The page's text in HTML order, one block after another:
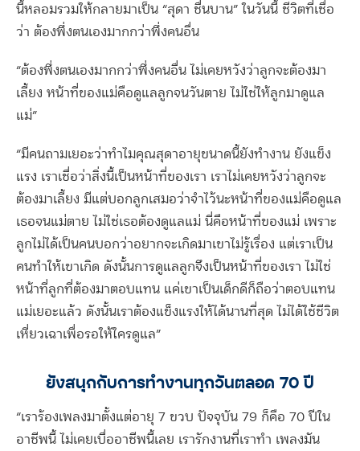
นี้หลอมรวมให้กลายมาเป็น “สุดา ชื่นบาน” ในวันนี้ ชีวิตที่เชื่อ
ว่า ต้องพึ่งตนเองมากกว่าพึ่งคนอื่น
“ต้องพึ่งตนเองมากกว่าพึ่งคนอื่น ไม่เคยหวังว่าลูกจะต้องมา
เลี้ยง หน้าที่ของแม่คือดูแลลูกจนวันตาย ไม่ใช่ให้ลูกมาดูแล
แม่”
“มีคนถามเยอะว่าทำไมคุณสุดาอายุขนาดนี้ยังทำงาน ยังแข็ง
แรง เราเชื่อว่าสิ่งนี้เป็นหน้าที่ของเรา เราไม่เคยหวังว่าลูกจะ
ต้องมาเลี้ยง มีแต่บอกลูกเสมอว่าจำไว้นะหน้าที่ของแม่คือดูแล
เธอจนแม่ตาย ไม่ใช่เธอต้องดูแลแม่ นี่คือหน้าที่ของแม่ เพราะ
ลูกไม่ได้เป็นคนบอกว่าอยากจะเกิดมาเขาไม่รู้เรื่อง แต่เราเป็น
คนทำให้เขาเกิด ดังนั้นการดูแลลูกจึงเป็นหน้าที่ของเรา ไม่ใช่
หน้าที่ลูกที่ต้องมาตอบแทน แค่เขาเป็นเด็กดีก็ถือว่าตอบแทน
แม่เยอะแล้ว ดังนั้นเราต้องแข็งแรงให้ได้นานที่สุด ไม่ได้ใช้ชีวิต
เหี่ยวเฉาเพื่อรอให้ใครดูแล”
ยังสนุกกับการทำงานทุกวันตลอด 70 ปี
“เราร้องเพลงมาตั้งแต่อายุ 7 ขวบ ปัจจุบัน 79 ก็คือ 70 ปีใน
อาชีพนี้ ไม่เคยเบื่ออาชีพนี้เลย เรารักงานที่เราทำ เพลงมัน